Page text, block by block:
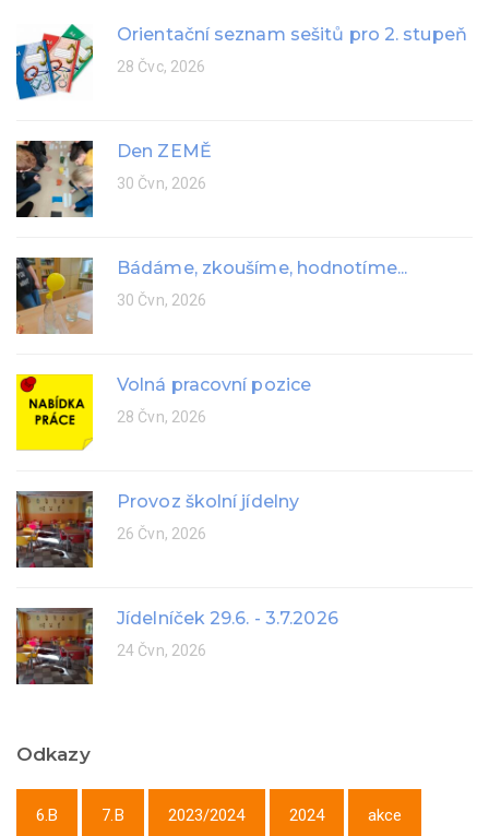
Orientační seznam sešitů pro 2. stupeň
28 Čvc, 2026
Den ZEMĚ
30 Čvn, 2026
Bádáme, zkoušíme, hodnotíme...
30 Čvn, 2026
Volná pracovní pozice
28 Čvn, 2026
Provoz školní jídelny
26 Čvn, 2026
Jídelníček 29.6. - 3.7.2026
24 Čvn, 2026
Odkazy
6.B 7.B 2023/2024 2024 akce